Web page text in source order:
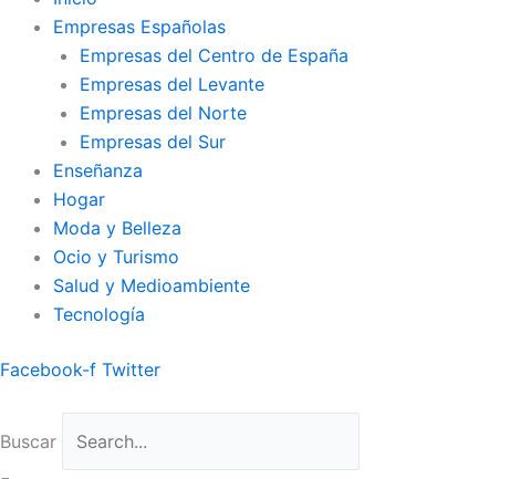
Empresas Españolas
Empresas del Centro de España
Empresas del Levante
Empresas del Norte
Empresas del Sur
Enseñanza
Hogar
Moda y Belleza
Ocio y Turismo
Salud y Medioambiente
Tecnología
Facebook-f Twitter
Buscar